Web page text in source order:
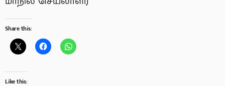
Share this:
Like this: